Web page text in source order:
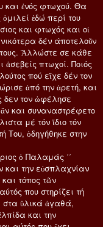
και ἐνός φτωχού. Θα
ἐδώ περί του
και φτωχός και οἱ
δέν άποτελοῦν
Ἄλλώστε σε κάθε
ἀσεβείς πτωχοί. Ποιός
πού εἴχε δέν τον
ἀπό την ἀρετή, και
δεν τον ὠφέλησε
και συναναστρέφετο
μέ τόν ἴδιο τόν
Του, ὁδηγήθηκε στην
ὁ Παλαμάς ΄΄
και την εὐσπλαχνίαν
τόπος τῶν
που στηρίζει τή
στα ὕλικά ἀγαθά,
και την